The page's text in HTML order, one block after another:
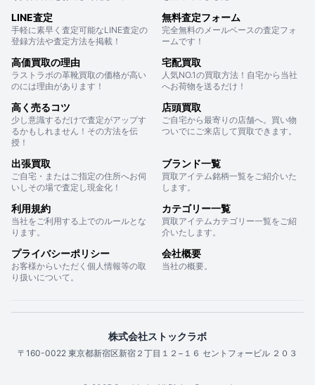
LINE査定
手軽に素早く査定可能なLINE査定の
登録方法や査定方法を掲載！
無料査定フォーム
完全無料のメールベースの査定フォ
ームです！
高価買取の理由
ラストラボの革靴買取の価格が高い
のには理由があります！
宅配買取
人気NO.1の買取方法！自宅から当社
へお荷物を送るだけ！
高く売るコツ
少し意識するだけで査定がアップす
るかもしれません！その方法を伝
授！
店頭買取
ご自宅から最寄りの店舗へ。買い物
ついでにご来店して買取できます。
出張買取
ご自宅・またはご指定の住所へお伺
いしその場で査定し現金化！
ブランド一覧
買取アイテム銘柄一覧をご紹介いた
します。
利用規約
当社をご利用する上でのルールとな
ります。
カテゴリー一覧
買取アイテムカテゴリー一覧をご紹
介いたします。
プライバシーポリシー
お客様からいただく個人情報等の取
り扱いについて。
会社概要
当社の概要。
株式会社ストックラボ
〒160-0022 東京都新宿区新宿２丁目１２−１６ セントフォービル ２０３